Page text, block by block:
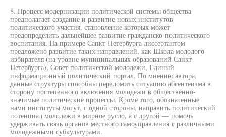
8. Процесс модернизации политической системы общества
предполагает создание и развитие новых институтов
политического участия, становление которых может
предопределить дальнейшее развитие гражданско-политического
воспитания. На примере Санкт-Петербурга диссертантом
предложено развитие таких направлений, как Школа молодого
избирателя (на уровне муниципальных образований Санкт-
Петербурга), Совет политической молодежи, Единый
информационный политический портал. По мнению автора,
данные структуры способны переломить ситуацию абсентеизма в
сторону постепенного включения молодежи в общественно-
значимые политические процессы. Кроме того, обозначенные
нами институты могут, с одной стороны, направить политический
потенциал молодежи в мирное русло, а с другой — помочь
удерживать связь органов местного самоуправления с различными
молодежными субкультурами.